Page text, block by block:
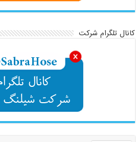
کانال تلگرام شرکت